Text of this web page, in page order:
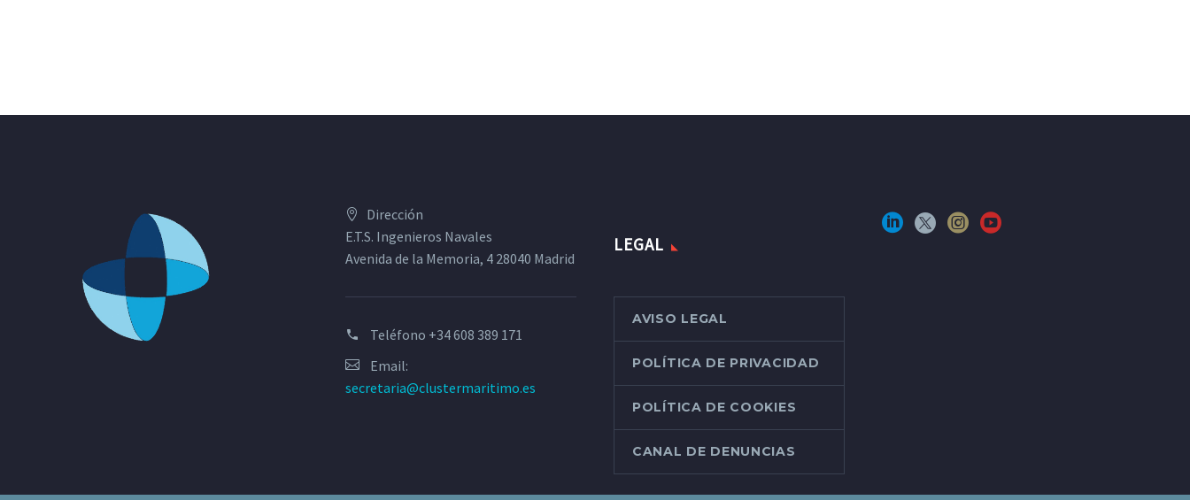
Dirección
E.T.S. Ingenieros Navales
Avenida de la Memoria, 4 28040 Madrid
Teléfono +34 608 389 171
Email:
secretaria@clustermaritimo.es
LEGAL
AVISO LEGAL
POLÍTICA DE PRIVACIDAD
POLÍTICA DE COOKIES
CANAL DE DENUNCIAS